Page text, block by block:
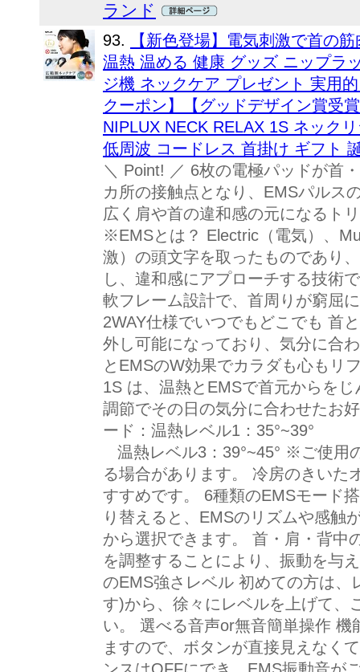
ランド
93.
【新色登場】電気刺激で首の
温熱 温める 健康 グッズ ニップラ
ジ機 ネックケア プレゼント 実用
クーポン】【グッドデザイン賞受
NIPLUX NECK RELAX 1S ネック
低周波 コードレス 首掛け ギフト
＼ Point! ／ 6枚の電極パッドが首
カ所の接触点となり、EMSパルス
広く肩や首の違和感の元になるト
※EMSとは？ Electric（電気）、
激）の頭文字を取ったものであり
し、違和感にアプローチする技術
軟フレーム設計で、首周りが窮屈
2WAY仕様でいつでもどこでも 首
外し可能になっており、気分に合
とEMSのW効果でカラダも心もリ
1S は、温熱とEMSで首元からを
調節でその日の気分に合わせたお
ード：温熱レベル1：
温熱レベル3：39°~45° ※ご使用
る場合があります。 冷房のきいた
すすめです。 6種類のEMSモード
り替えると、EMSのリズムや感触
から選択できます。 首・肩・背中
を調整することにより、振動を与
のEMS強さレベル 初めての方は、
す)から、徐々にレベルを上げて、
い。 選べる音声or無音簡単操作
ますので、ボタンが直接見えなく